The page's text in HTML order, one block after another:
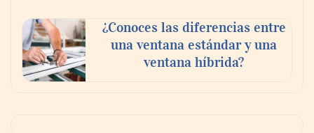
¿Conoces las diferencias entre
una ventana estándar y una
ventana híbrida?